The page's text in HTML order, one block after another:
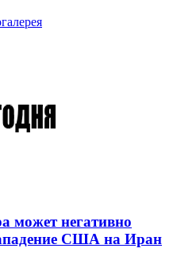
может негативно
США на Иран